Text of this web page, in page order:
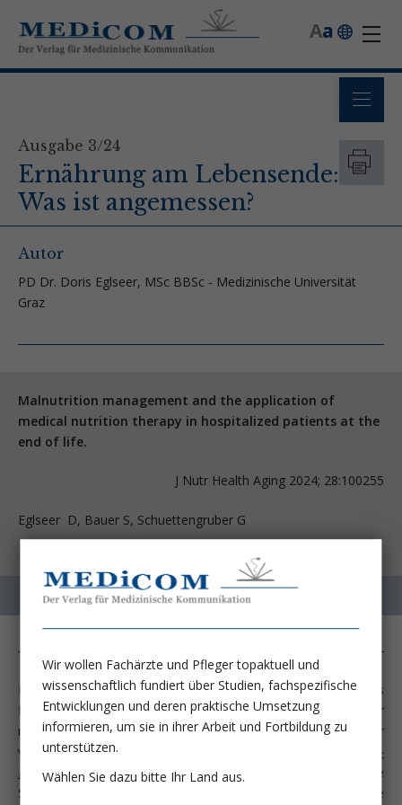
a
A
Ausgabe 3/24
Ernährung am Lebensende:
Was ist angemessen?
Autor
PD Dr. Doris Eglseer, MSc BBSc - Medizinische Universität
Graz
Malnutrition management and the application of
medical nutrition therapy in hospitalized patients at the
end of life.
J Nutr Health Aging 2024; 28:100255
Eglseer D, Bauer S, Schuettengruber G
Das Ende des Lebens ist definiert als die letzte Phase des
Lebens, in der eine Person wahrscheinlich innerhalb der
nächsten 12 Monate sterben wird, auch wenn dies nicht immer
vorhersehbar ist (
www.nhs.uk/conditions/end-of-
life-care). Diese Phase wird häufig von Symp­tomen wie
Schmerzen, Müdigkeit und körperlichem Abbau begleitet, die
Wir wollen Fachärzte und Pfleger topaktuell und
wissenschaftlich fundiert über Studien, fachspezifische
Entwicklungen und deren praktische Umsetzung
informieren, um sie in ihrer Arbeit und Fortbildung zu
unterstützen.
Wählen Sie dazu bitte Ihr Land aus.